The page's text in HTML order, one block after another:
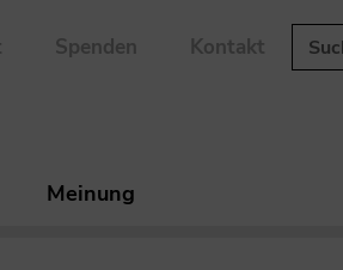
Spenden Kontakt
Meinung